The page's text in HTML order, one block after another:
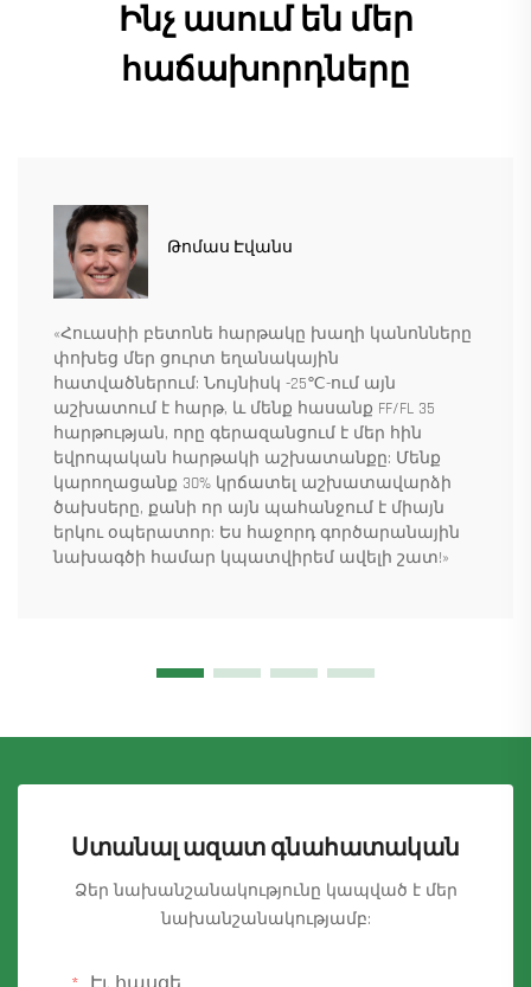
Ինչ ասում են մեր
հաճախորդները
Թոմաս Էվանս
«Հուասիի բետոնե հարթակը խաղի կանոնները
փոխեց մեր ցուրտ եղանակային
հատվածներում: Նույնիսկ -25℃-ում այն
աշխատում է հարթ, և մենք հասանք FF/FL 35
հարթության, որը գերազանցում է մեր հին
եվրոպական հարթակի աշխատանքը: Մենք
կարողացանք 30% կրճատել աշխատավարձի
ծախսերը, քանի որ այն պահանջում է միայն
երկու օպերատոր: Ես հաջորդ գործարանային
նախագծի համար կպատվիրեմ ավելի շատ!»
Ստանալ ազատ գնահատական
Ձեր նախանշանակությունը կապված է մեր
նախանշանակությամբ: